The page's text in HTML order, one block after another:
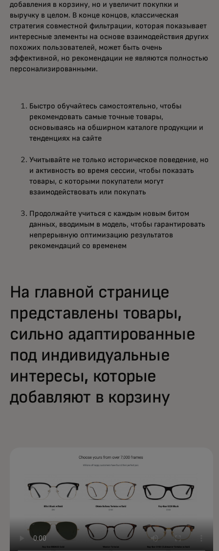
добавления в корзину, но и увеличит покупки и
выручку в целом. В конце концов, классическая
стратегия совместной фильтрации, которая показывает
интересные элементы на основе взаимодействия других
похожих пользователей, может быть очень
эффективной, но рекомендации не являются полностью
персонализированными.
Быстро обучайтесь самостоятельно, чтобы
рекомендовать самые точные товары,
основываясь на обширном каталоге продукции и
тенденциях на сайте
Учитывайте не только историческое поведение, но
и активность во время сессии, чтобы показать
товары, с которыми покупатели могут
взаимодействовать или покупать
Продолжайте учиться с каждым новым битом
данных, вводимым в модель, чтобы гарантировать
непрерывную оптимизацию результатов
рекомендаций со временем
На главной странице
представлены товары,
сильно адаптированные
под индивидуальные
интересы, которые
добавляют в корзину